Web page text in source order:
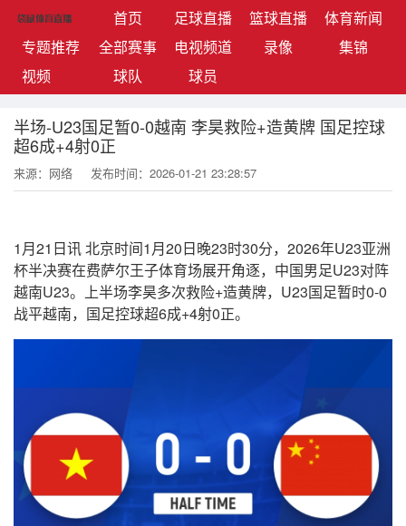
首页(current)足球直播 篮球直播
体育新闻
专题推荐
全部赛事 电视频道 录像
集锦
视频
球队 球员
半场-U23国足暂0-0越南 李昊救险+造黄牌 国足控球
超6成+4射0正
来源：网络 发布时间：2026-01-21 23:28:57
1月21日讯 北京时间1月20日晚23时30分，2026年U23亚洲
杯半决赛在费萨尔王子体育场展开角逐，中国男足U23对阵
越南U23。上半场李昊多次救险+造黄牌，U23国足暂时0-0
战平越南，国足控球超6成+4射0正。